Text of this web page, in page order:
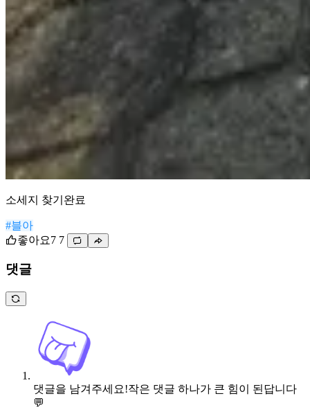
소세지 찾기완료
#블아
좋아요7 7
댓글
댓글을 남겨주세요!작은 댓글 하나가 큰 힘이 된답니다
💬